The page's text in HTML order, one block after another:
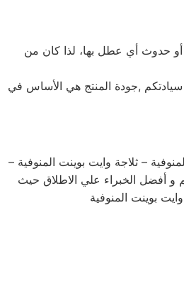
أو حدوث أي عطل بها، لذا كان من
سيادتكم ,جودة المنتج هي الأساس في
– ثلاجة وايت بوينت المنوفية –
و أفضل الخبراء علي الاطلاق حيث
بوينت المنوفية